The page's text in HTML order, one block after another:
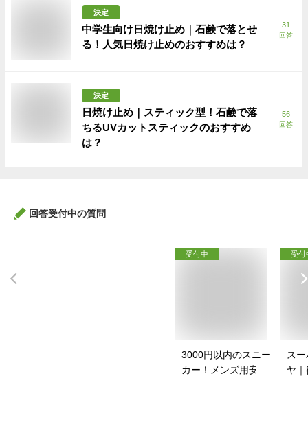
決定
中学生向け日焼け止め｜石鹸で落とせ
る！人気日焼け止めのおすすめは？
31
回答
決定
日焼け止め｜スティック型！石鹸で落
ちるUVカットスティックのおすすめ
は？
56
回答
回答受付中の質問
受付中
3000円以内のスニー
カー！メンズ用安い
受付
ス
ヤ